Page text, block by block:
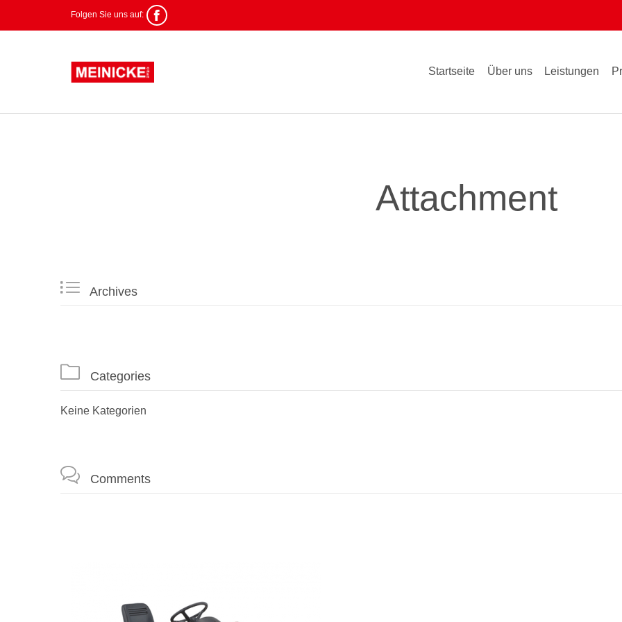
Folgen Sie uns auf: 
Startseite Über uns Leistungen
Attachment
 Archives
 Categories
Keine Kategorien
 Comments